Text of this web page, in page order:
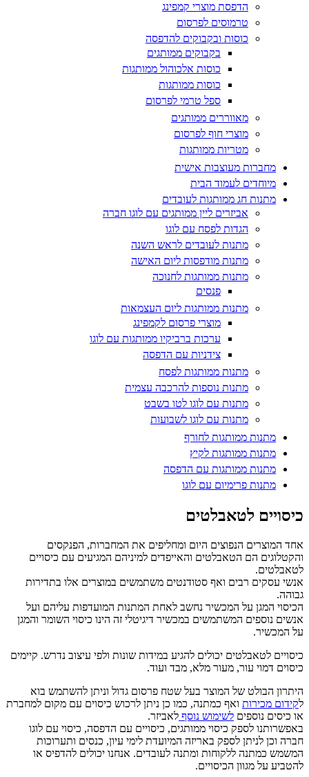
הדפסת מוצרי קמפינג
טרמוסים לפרסום
כוסות ובקבוקים להדפסה
בקבוקים ממותגים
כוסות אלכוהול ממותגות
כוסות ממותגות
ספל טרמי לפרסום
מאווררים ממותגים
מוצרי חוף לפרסום
מטריות ממותגות
מחברות מעוצבות אישית
מיוחדים לעמוד הבית
מתנות חג ממותגות לעובדים
אביזרים ליין ממותגים עם לוגו חברה
הגדות לפסח עם לוגו
מתנות לעובדים לראש השנה
מתנות מודפסות ליום האישה
מתנות ממותגות לחנוכה
פנסים
מתנות ממותגות ליום העצמאות
מוצרי פרסום לקמפינג
ערכות ברביקיו ממותגות עם לוגו
צידניות עם הדפסה
מתנות ממותגות לפסח
מתנות נוספות להרכבה עצמית
מתנות עם לוגו לטו בשבט
מתנות עם לוגו לשבועות
מתנות ממותגות לחורף
מתנות ממותגות לקיץ
מתנות ממותגות עם הדפסה
מתנות פרימיום עם לוגו
כיסויים לטאבלטים
אחד המוצרים הנפוצים היום ומחליפים את המחברות, הפנקסים
והקטלוגים הם הטאבלטים והאייפדים למיניהם המגיעים עם כיסויים
לטאבלטים.
אנשי עסקים רבים ואף סטודנטים משתמשים במוצרים אלו בתדירות
גבוהה.
הכיסוי המגן על המכשיר נחשב לאחת המתנות המועדפות עליהם ועל
אנשים נוספים המשתמשים במכשיר דיגיטלי זה הינו כיסוי השומר והמגן
על המכשיר.
כיסויים לטאבלטים יכולים להגיע במידות שונות ולפי עיצוב נדרש. קיימים
כיסוים דמוי עור, מעור מלא, מבד ועוד.
היתרון הבולט של המוצר בעל שטח פרסום גדול וניתן להשתמש בוא
לקידום מכירות ואף כמתנה, כמו כן ניתן לרכוש כיסוים עם מקום למחברת
או כיסים נוספים לשימוש נוסף לאביזר.
באפשרותנו לספק כיסוי ממותגים, כיסויים עם הדפסה, כיסוי עם לוגו
חברה וכן לניתן לספק באריזה המיועדת לימי עיון, כנסים ותערוכות
המשמש כמתנה ללקוחות ומתנה לעובדים. אנחנו יכולים להדפיס או
להטביע על מגוון הכיסויים.